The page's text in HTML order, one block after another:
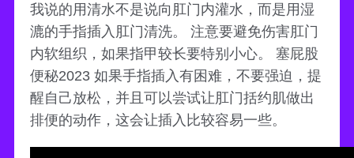
我说的用清水不是说向肛门内灌水，而是用湿
漉的手指插入肛门清洗。 注意要避免伤害肛门
内软组织，如果指甲较长要特别小心。 塞屁股
便秘2023 如果手指插入有困难，不要强迫，提
醒自己放松，并且可以尝试让肛门括约肌做出
排便的动作，这会让插入比较容易一些。